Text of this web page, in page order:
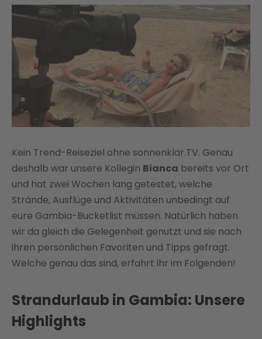
Kein Trend-Reiseziel ohne sonnenklar.TV. Genau
deshalb war unsere Kollegin Bianca bereits vor Ort
und hat zwei Wochen lang getestet, welche
Strände, Ausflüge und Aktivitäten unbedingt auf
eure Gambia-Bucketlist müssen. Natürlich haben
wir da gleich die Gelegenheit genutzt und sie nach
ihren persönlichen Favoriten und Tipps gefragt.
Welche genau das sind, erfahrt ihr im Folgenden!
Strandurlaub in Gambia: Unsere
Highlights